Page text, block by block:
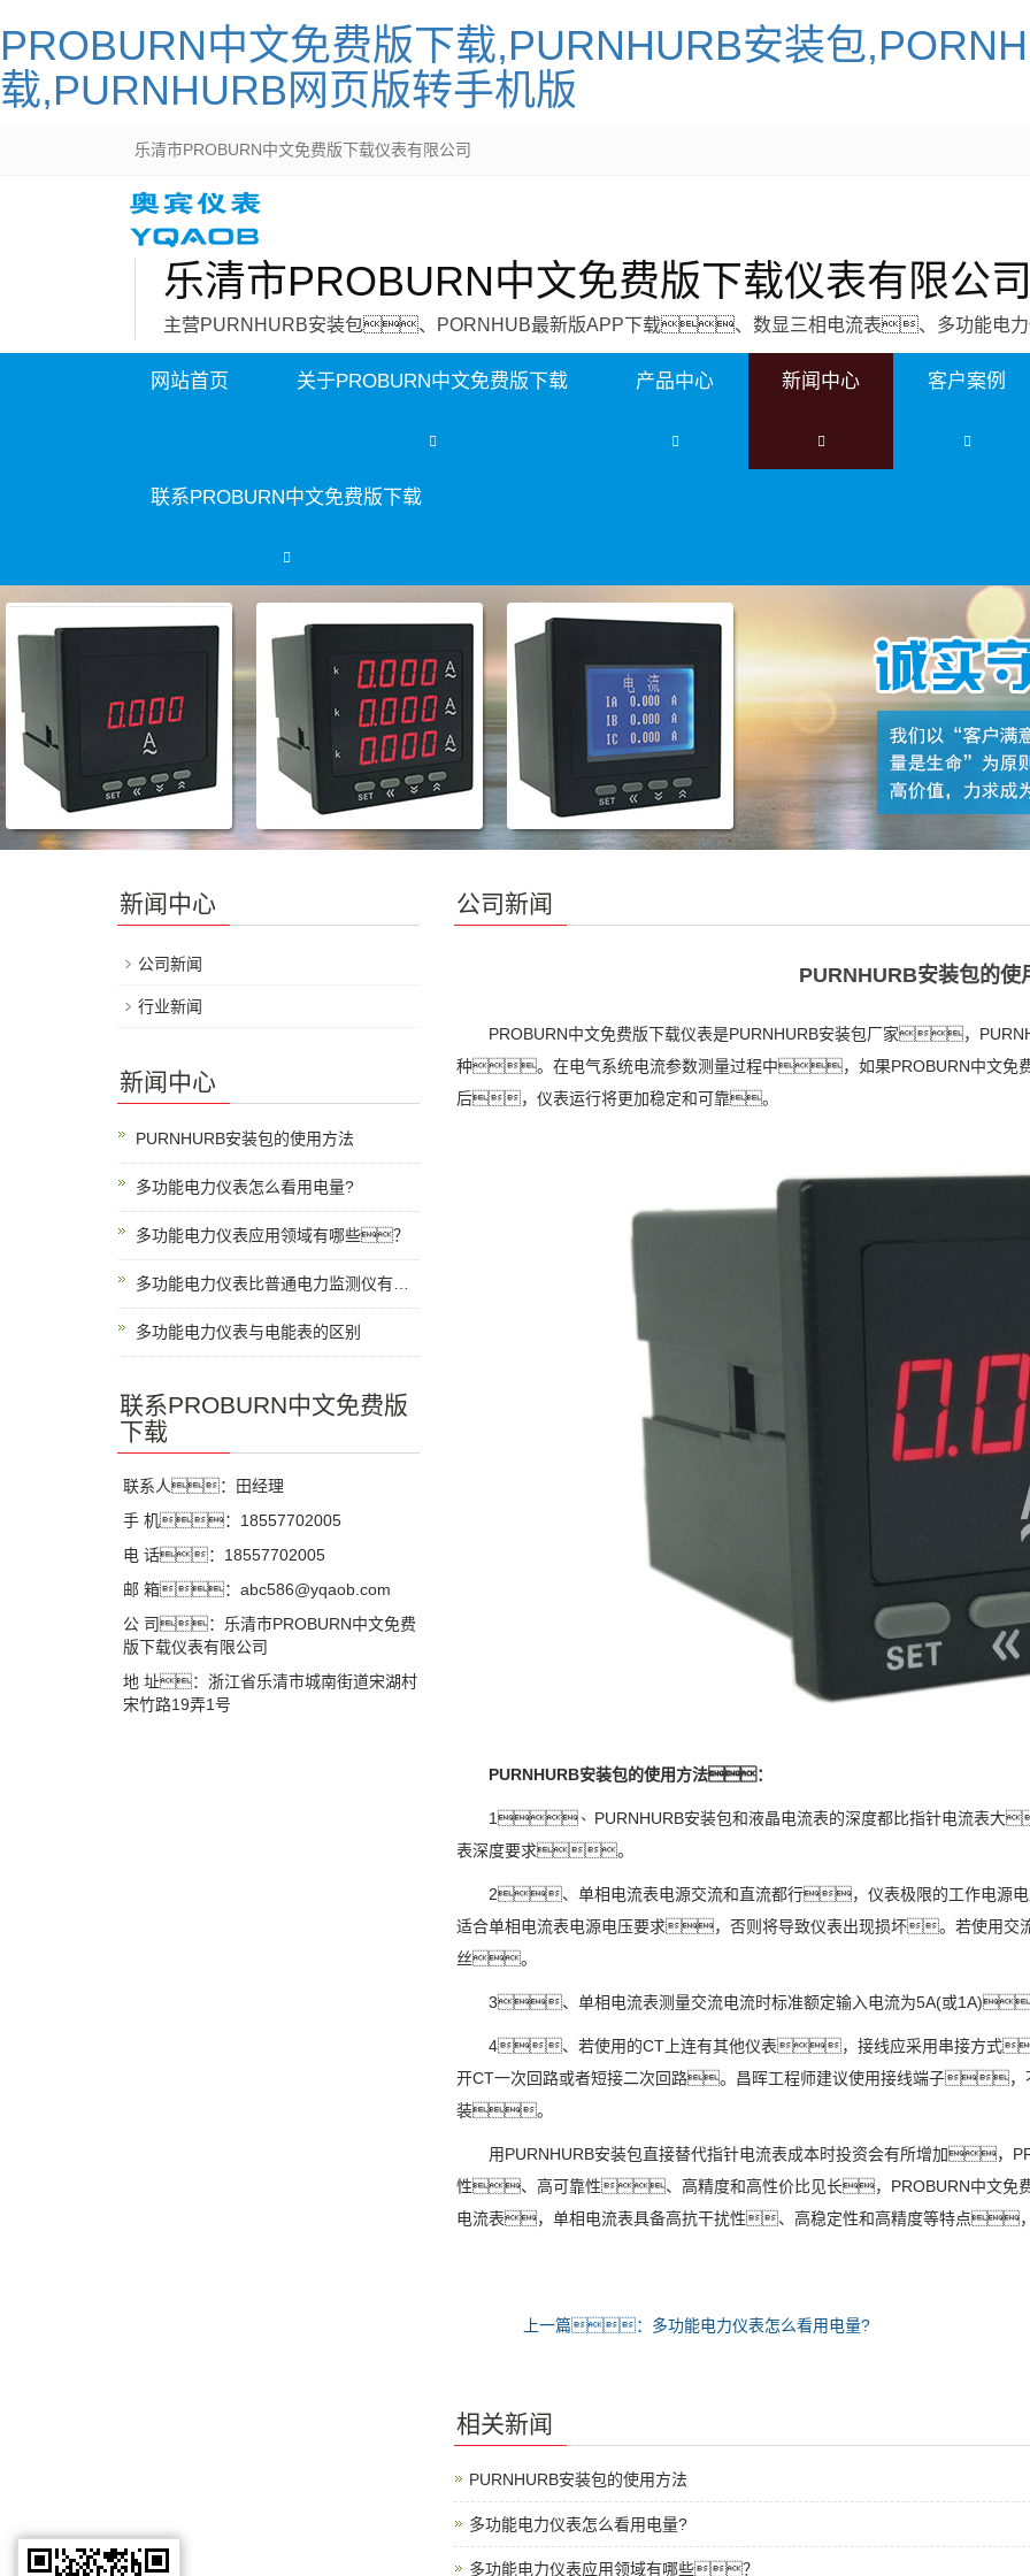
PROBURN中文免费版下载,PURNHURB安装包
载,PURNHURB网页版转手机版
乐清市PROBURN中文免费版下载仪表有限公司
乐清市PROBURN中文免费版下载仪表有限公
主营PURNHURB安装包、PORNHUB最新版APP下载、数显三相电流表、多功能电力
网站首页 关于PROBURN中文免费版下载 产品中心 新闻中心 客户案例
联系PROBURN中文免费版下载
公司新闻
PURNHURB安装包的使
PROBURN中文免费版下载仪表是PURNHURB安装包厂家，
种。在电气系统电流参数测量过程中，如果PROBURN中文免费
后，仪表运行将更加稳定和可靠。
PURNHURB安装包的使用方法：
1、PURNHURB安装包和液晶电流表的深度都比指针电流表大
表深度要求。
2、单相电流表电源交流和直流都行，仪表极限的工作电源电
适合单相电流表电源电压要求，否则将导致仪表出现损坏。若使用
丝。
3、单相电流表测量交流电流时标准额定输入电流为5A(或
4、若使用的CT上连有其他仪表，接线应采用串接方式
开CT一次回路或者短接二次回路。昌晖工程师建议使用接线端子
装。
用PURNHURB安装包直接替代指针电流表成本时投资会有所增加，
性、高可靠性、高精度和高性价比见长，PROBURN中文免费
电流表，单相电流表具备高抗干扰性、高稳定性和高精度等特点
上一篇：多功能电力仪表怎么看用电量?
相关新闻
PURNHURB安装包的使用方法
多功能电力仪表怎么看用电量?
多功能电力仪表应用领域有哪些？
新闻中心
公司新闻
行业新闻
新闻中心
PURNHURB安装包的使用方法
多功能电力仪表怎么看用电量?
多功能电力仪表应用领域有哪些？
多功能电力仪表与电能表的区别
联系PROBURN中文免费版
下载
联系人：田经理
手 机：18557702005
电 话：18557702005
邮 箱：abc586@yqaob.com
公 司：乐清市PROBURN中文免费
版下载仪表有限公司
地 址：浙江省乐清市城南街道宋湖村
宋竹路19弄1号